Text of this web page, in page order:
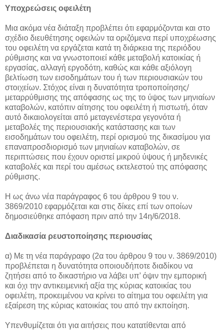
Υποχρεώσεις οφειλέτη
Μια ακόμα νέα διάταξη προβλέπει ότι εφαρμόζονται και στο
σχέδιο διευθέτησης οφειλών τα οριζόμενα περί υποχρέωσης
του οφειλέτη να εργάζεται κατά τη διάρκεια της περιόδου
ρύθμισης και να γνωστοποιεί κάθε μεταβολή κατοικίας ή
εργασίας, αλλαγή εργοδότη, καθώς και κάθε αξιόλογη
βελτίωση των εισοδημάτων του ή των περιουσιακών του
στοιχείων. Στόχος είναι η δυνατότητα τροποποίησης/
μεταρρύθμισης της απόφασης ως της το ύψος των μηνιαίων
καταβολών, κατόπιν αίτησης του οφειλέτη ή πιστωτή, όταν
αυτό δικαιολογείται από μεταγενέστερα γεγονότα ή
μεταβολές της περιουσιακής κατάστασης και των
εισοδημάτων του οφειλέτη, περί ορισμού της δικασίμου για
επαναπροσδιορισμό των μηνιαίων καταβολών, σε
περιπτώσεις που έχουν οριστεί μικρού ύψους ή μηδενικές
καταβολές και περί του αμέσως εκτελεστού της απόφασης
ρύθμισης.
Η ως άνω νέα παράγραφος 6 του άρθρου 9 του ν.
3869/2010 εφαρμόζεται και στις δίκες επί των οποίων
δημοσιεύθηκε απόφαση πριν από την 14η/6/2018.
Διαδικασία ρευστοποίησης περιουσίας
α) Με τη νέα παράγραφο (2α του άρθρου 9 του ν. 3869/2010)
προβλέπεται η δυνατότητα οποιουδήποτε διαδίκου να
ζητήσει από το δικαστήριο να λάβει υπ’ όψιν την εμπορική
και όχι την αντικειμενική αξία της κύριας κατοικίας του
οφειλέτη, προκειμένου να κρίνει το αίτημα του οφειλέτη για
εξαίρεση της κύριας κατοικίας του από την εκποίηση.
Υπενθυμίζεται ότι για αιτήσεις που κατατίθενται από